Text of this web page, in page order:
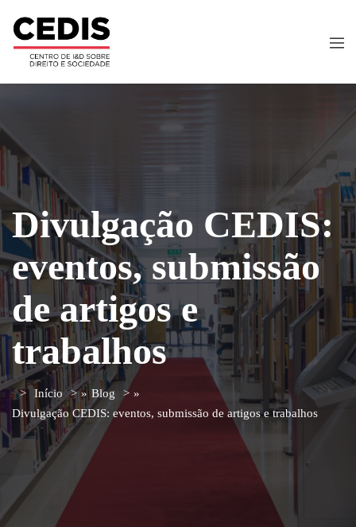
Divulgação CEDIS:
eventos, submissão
de artigos e
trabalhos
Início » Blog
»
Divulgação CEDIS: eventos, submissão de artigos e trabalhos